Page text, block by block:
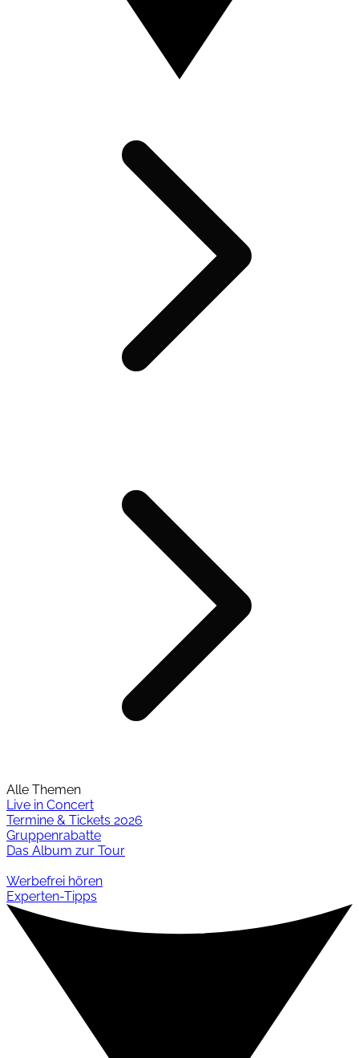
Alle Themen
Live in Concert
Termine & Tickets 2026
Gruppenrabatte
Das Album zur Tour
Werbefrei hören
Experten-Tipps